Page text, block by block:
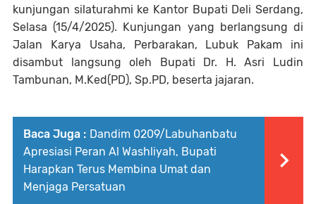
kunjungan silaturahmi ke Kantor Bupati Deli Serdang,
Selasa (15/4/2025). Kunjungan yang berlangsung di
Jalan Karya Usaha, Perbarakan, Lubuk Pakam ini
disambut langsung oleh Bupati Dr. H. Asri Ludin
Tambunan, M.Ked(PD), Sp.PD, beserta jajaran.
Baca Juga : Dandim 0209/Labuhanbatu
Apresiasi Peran Al Washliyah, Bupati
Harapkan Terus Membina Umat dan
Menjaga Persatuan